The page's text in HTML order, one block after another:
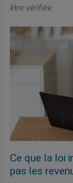
être vérifiée.
Ce que la loi
pas les